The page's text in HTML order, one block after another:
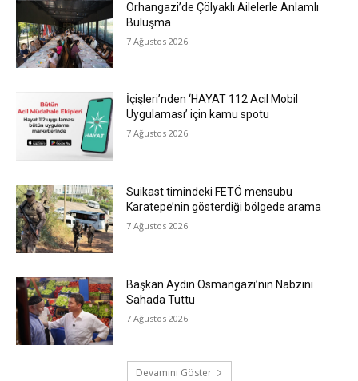
Orhangazi’de Çölyaklı Ailelerle Anlamlı
Buluşma
7 Ağustos 2026
İçişleri’nden ‘HAYAT 112 Acil Mobil
Uygulaması’ için kamu spotu
7 Ağustos 2026
Suikast timindeki FETÖ mensubu
Karatepe’nin gösterdiği bölgede arama
7 Ağustos 2026
Başkan Aydın Osmangazi’nin Nabzını
Sahada Tuttu
7 Ağustos 2026
Devamını Göster